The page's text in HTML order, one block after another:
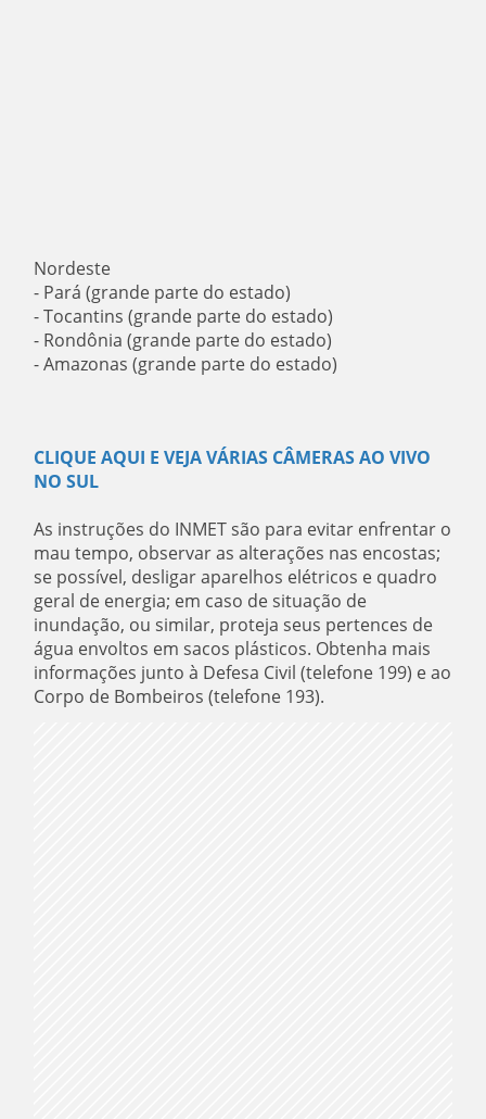
Nordeste
- Pará (grande parte do estado)
- Tocantins (grande parte do estado)
- Rondônia (grande parte do estado)
- Amazonas (grande parte do estado)
CLIQUE AQUI E VEJA VÁRIAS CÂMERAS AO VIVO
NO SUL
As instruções do INMET são para evitar enfrentar o
mau tempo, observar as alterações nas encostas;
se possível, desligar aparelhos elétricos e quadro
geral de energia; em caso de situação de
inundação, ou similar, proteja seus pertences de
água envoltos em sacos plásticos. Obtenha mais
informações junto à Defesa Civil (telefone 199) e ao
Corpo de Bombeiros (telefone 193).